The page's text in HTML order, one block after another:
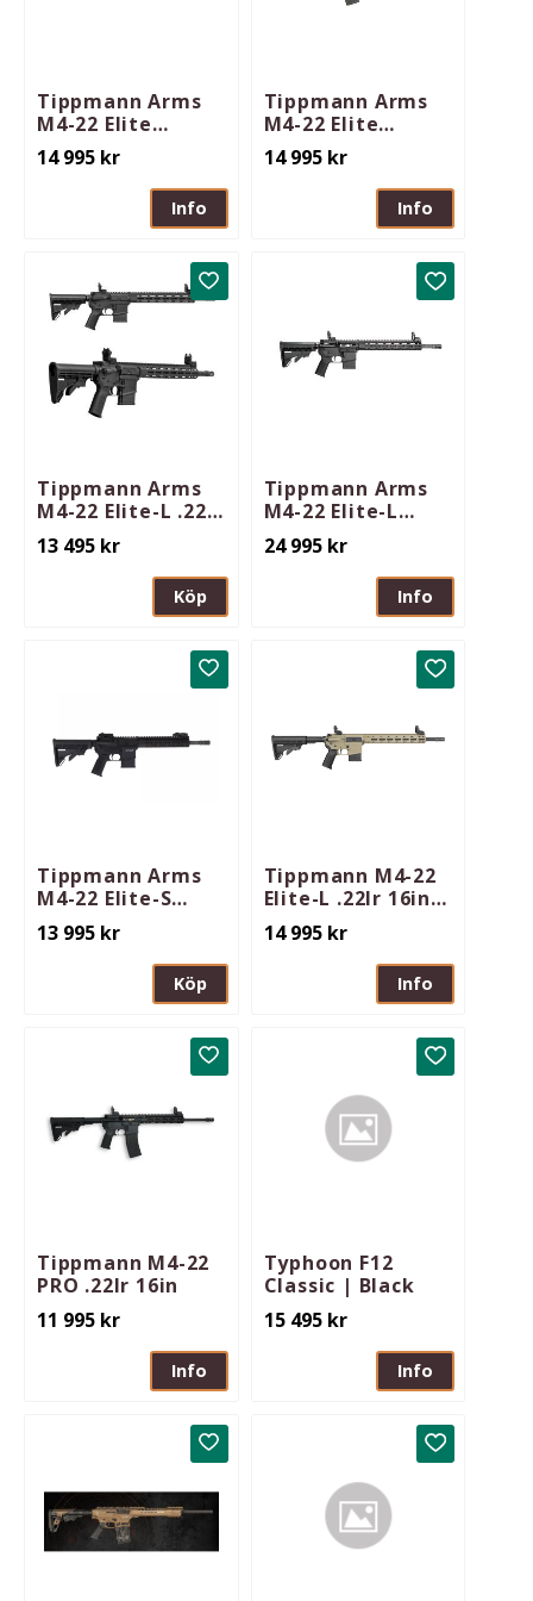
Tippmann Arms
M4-22 Elite
Hunter Bug-Out
.22lr 18in M-Lok
14 995 kr
Info
Tippmann Arms
M4-22 Elite
Hunter FDE .22lr
18in M-Lok
14 995kr
Info
Tippmann Arms
M4-22 Elite-L .22lr
16in M-Lok
13 495 kr
Lägg till i favoriter
Köp
Tippmann Arms
M4-22 Elite-L
Eagle .22lr 16in
24 995kr
Lägg till i
Info
Tippmann Arms
M4-22 Elite-S
12,5/32cm MLOK
.22lr
13 995 kr
Lägg till i favoriter
Köp
Tippmann M4-22
Elite-L .22lr 16in
M-Lok FDE
14 995kr
Lägg till i
Info
Tippmann M4-22
PRO .22lr 16in
11 995 kr
Lägg till i favoriter
Info
Typhoon F12
Classic | Black
15 495kr
Lägg till i
Info
Lägg till i favoriter Lägg till i